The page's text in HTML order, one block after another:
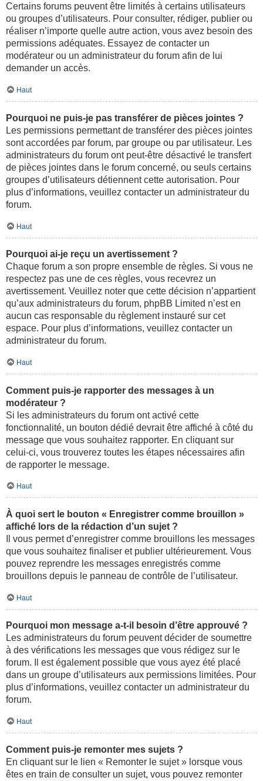
Certains forums peuvent être limités à certains utilisateurs
ou groupes d’utilisateurs. Pour consulter, rédiger, publier ou
réaliser n’importe quelle autre action, vous avez besoin des
permissions adéquates. Essayez de contacter un
modérateur ou un administrateur du forum afin de lui
demander un accès.
Haut
Pourquoi ne puis-je pas transférer de pièces jointes ?
Les permissions permettant de transférer des pièces jointes
sont accordées par forum, par groupe ou par utilisateur. Les
administrateurs du forum ont peut-être désactivé le transfert
de pièces jointes dans le forum concerné, ou seuls certains
groupes d’utilisateurs détiennent cette autorisation. Pour
plus d’informations, veuillez contacter un administrateur du
forum.
Haut
Pourquoi ai-je reçu un avertissement ?
Chaque forum a son propre ensemble de règles. Si vous ne
respectez pas une de ces règles, vous recevrez un
avertissement. Veuillez noter que cette décision n’appartient
qu’aux administrateurs du forum, phpBB Limited n’est en
aucun cas responsable du règlement instauré sur cet
espace. Pour plus d’informations, veuillez contacter un
administrateur du forum.
Haut
Comment puis-je rapporter des messages à un
modérateur ?
Si les administrateurs du forum ont activé cette
fonctionnalité, un bouton dédié devrait être affiché à côté du
message que vous souhaitez rapporter. En cliquant sur
celui-ci, vous trouverez toutes les étapes nécessaires afin
de rapporter le message.
Haut
À quoi sert le bouton « Enregistrer comme brouillon »
affiché lors de la rédaction d’un sujet ?
Il vous permet d’enregistrer comme brouillons les messages
que vous souhaitez finaliser et publier ultérieurement. Vous
pouvez reprendre les messages enregistrés comme
brouillons depuis le panneau de contrôle de l’utilisateur.
Haut
Pourquoi mon message a-t-il besoin d’être approuvé ?
Les administrateurs du forum peuvent décider de soumettre
à des vérifications les messages que vous rédigez sur le
forum. Il est également possible que vous ayez été placé
dans un groupe d’utilisateurs aux permissions limitées. Pour
plus d’informations, veuillez contacter un administrateur du
forum.
Haut
Comment puis-je remonter mes sujets ?
En cliquant sur le lien « Remonter le sujet » lorsque vous
êtes en train de consulter un sujet, vous pouvez remonter